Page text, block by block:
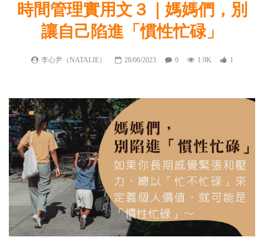
時間管理實用文３｜媽媽們，別
讓自己陷進「慣性忙碌」
李心尹（NATALIE） 28/06/2023 0 1.9K 1